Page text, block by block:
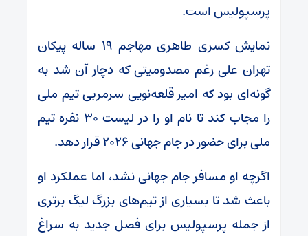
پرسپولیس است.
نمایش کسری طاهری مهاجم ۱۹ ساله پیکان
تهران علی رغم مصدومیتی که دچار آن شد به
گونه‌ای بود که امیر قلعه‌نویی سرمربی تیم ملی
را مجاب کند تا نام او را در لیست ۳۰ نفره تیم
ملی برای حضور در جام جهانی ۲۰۲۶ قرار دهد.
اگرچه او مسافر جام جهانی نشد، اما عملکرد او
باعث شد تا بسیاری از تیم‌های بزرگ لیگ برتری
از جمله پرسپولیس برای فصل جدید به سراغ